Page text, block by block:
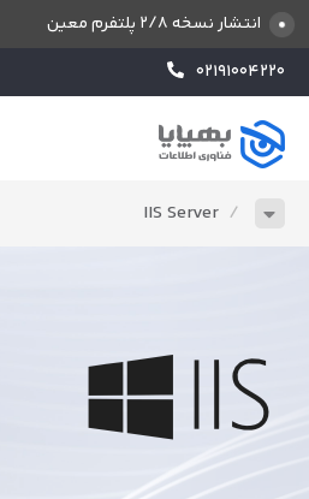
انتشار نسخه ۲/۸ پلتفرم معین
۰۲۱۹۱۰۰۴۲۲۰
/
IIS Server